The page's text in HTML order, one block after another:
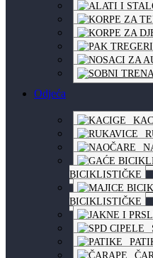
Odjeća
BICIKLISTIČKE
BICIKLISTIČKE